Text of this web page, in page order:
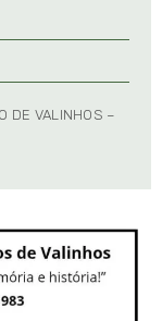
DE VALINHOS –